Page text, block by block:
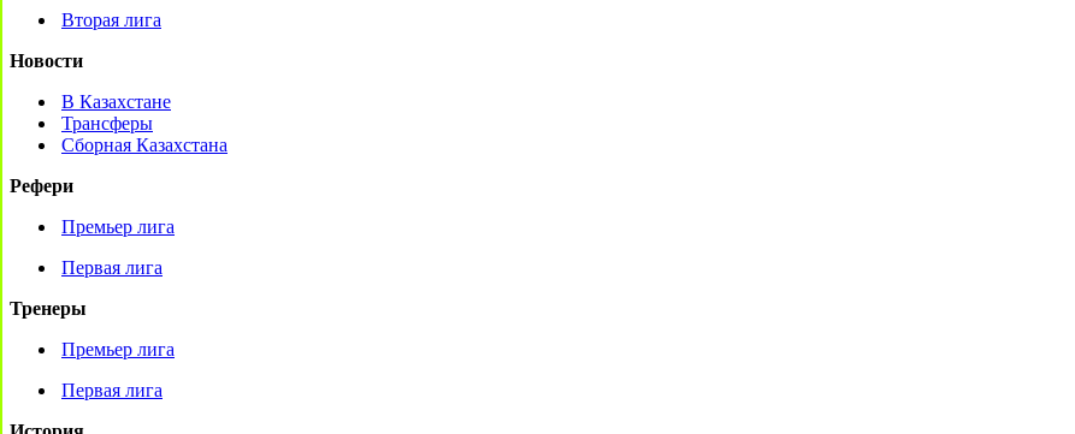
Вторая лига
Новости
В Казахстане
Трансферы
Сборная Казахстана
Рефери
Премьер лига
Первая лига
Тренеры
Премьер лига
Первая лига